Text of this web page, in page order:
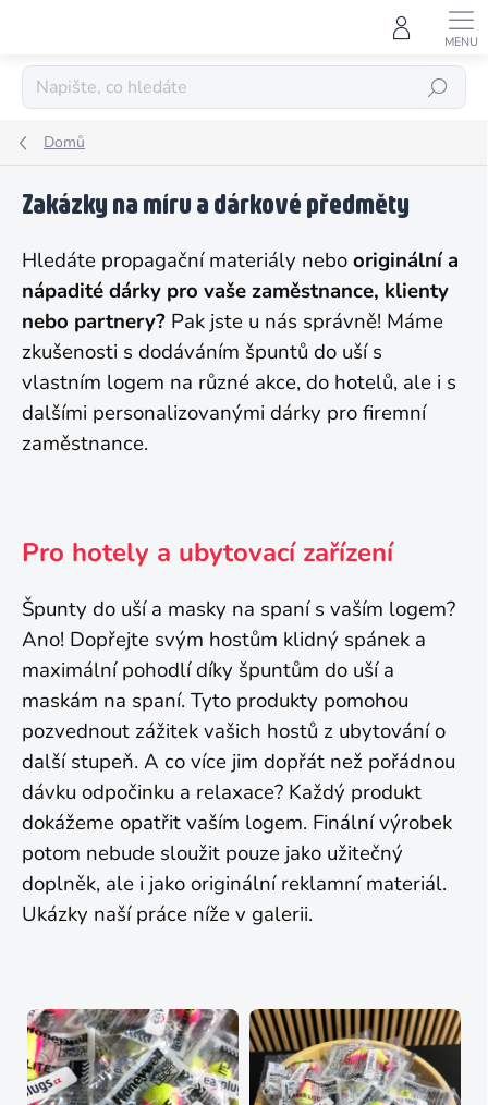
HLEDAT
Domů
Zakázky na míru a dárkové předměty
Hledáte propagační materiály nebooriginální a
nápadité dárky pro vaše zaměstnance, klienty
nebo partnery? Pak jste u nás správně! Máme
zkušenosti s dodáváním špuntů do uší s
vlastním logem na různé akce, do hotelů, ale i s
dalšími personalizovanými dárky pro firemní
zaměstnance.
Pro hotely a ubytovací zařízení
Špunty do uší a masky na spaní s vaším logem?
Ano! Dopřejte svým hostům klidný spánek a
maximální pohodlí díky špuntům do uší a
maskám na spaní. Tyto produkty pomohou
pozvednout zážitek vašich hostů z ubytování o
další stupeň. A co více jim dopřát než pořádnou
dávku odpočinku a relaxace? Každý produkt
dokážeme opatřit vaším logem. Finální výrobek
potom nebude sloužit pouze jako užitečný
doplněk, ale i jako originální reklamní materiál.
Ukázky naší práce níže v galerii.